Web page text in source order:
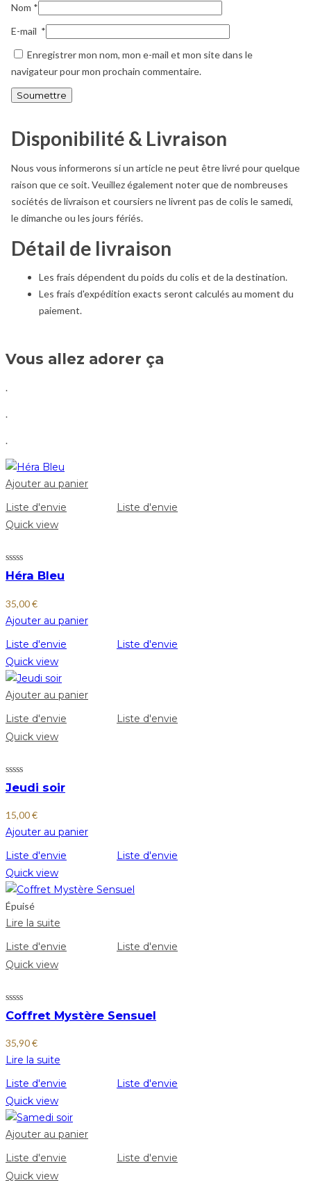
Nom *
E-mail *
Enregistrer mon nom, mon e-mail et mon site dans le
navigateur pour mon prochain commentaire.
Disponibilité & Livraison
Nous vous informerons si un article ne peut être livré pour quelque
raison que ce soit. Veuillez également noter que de nombreuses
sociétés de livraison et coursiers ne livrent pas de colis le samedi,
le dimanche ou les jours fériés.
Détail de livraison
Les frais dépendent du poids du colis et de la destination.
Les frais d'expédition exacts seront calculés au moment du
paiement.
Vous allez adorer ça
.
.
.
Ajouter au panier
Liste d'envie
Liste d'envie
Quick view
Héra Bleu
35,00€
Ajouter au panier
Liste d'envie
Liste d'envie
Quick view
Ajouter au panier
Liste d'envie
Liste d'envie
Quick view
Jeudi soir
15,00€
Ajouter au panier
Liste d'envie
Liste d'envie
Quick view
Épuisé
Lire la suite
Liste d'envie
Liste d'envie
Quick view
Coffret Mystère Sensuel
35,90€
Lire la suite
Liste d'envie
Liste d'envie
Quick view
Ajouter au panier
Liste d'envie
Liste d'envie
Quick view